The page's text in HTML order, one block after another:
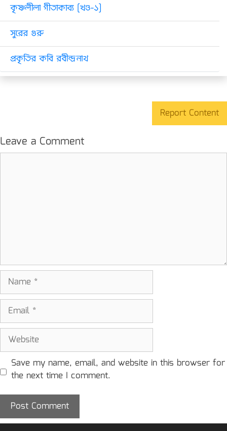
কৃষ্ণলীলা গীতাকাব্য [খণ্ড-১]
সুরের গুরু
প্রকৃতির কবি রবীন্দ্রনাথ
Report Content
Leave a Comment
Name
Email
Website
Save my name, email, and website in this browser for
the next time I comment.